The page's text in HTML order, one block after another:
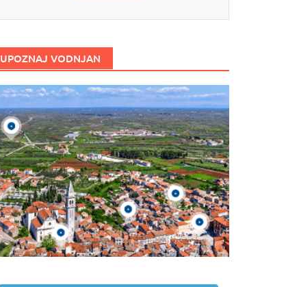
UPOZNAJ VODNJAN